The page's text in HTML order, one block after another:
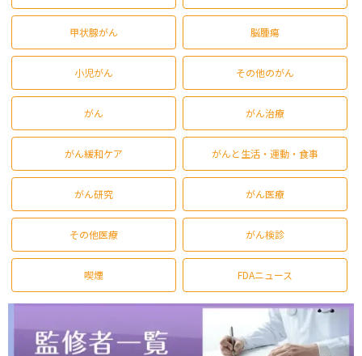
甲状腺がん 脳腫瘍
小児がん その他のがん
がん がん治療
がん緩和ケア がんと生活・運動・食事
がん研究 がん医療
その他医療 がん検診
喫煙 FDAニュース